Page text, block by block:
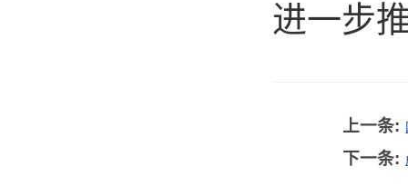
进一步
上一条:
下一条: